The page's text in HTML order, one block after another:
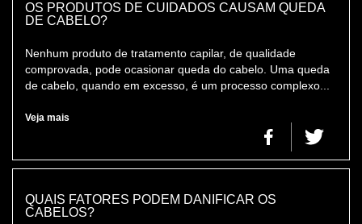
OS PRODUTOS DE CUIDADOS CAUSAM QUEDA
DE CABELO?
Nenhum produto de tratamento capilar, de qualidade
comprovada, pode ocasionar queda do cabelo. Uma queda
de cabelo, quando em excesso, é um processo complexo...
Veja mais
QUAIS FATORES PODEM DANIFICAR OS
CABELOS?